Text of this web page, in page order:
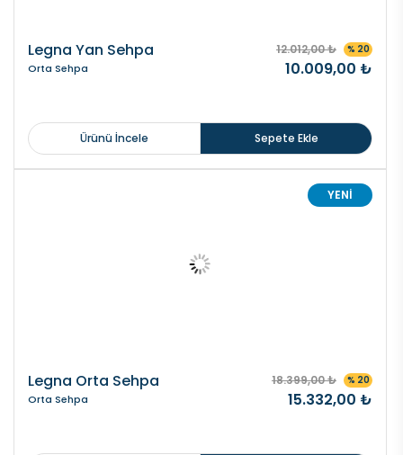
Legna Yan Sehpa
Orta Sehpa
12.012,00 ₺ % 20
10.009,00 ₺
Ürünü İncele Sepete Ekle
YENİ
Legna Orta Sehpa
Orta Sehpa
18.399,00 ₺ % 20
15.332,00 ₺